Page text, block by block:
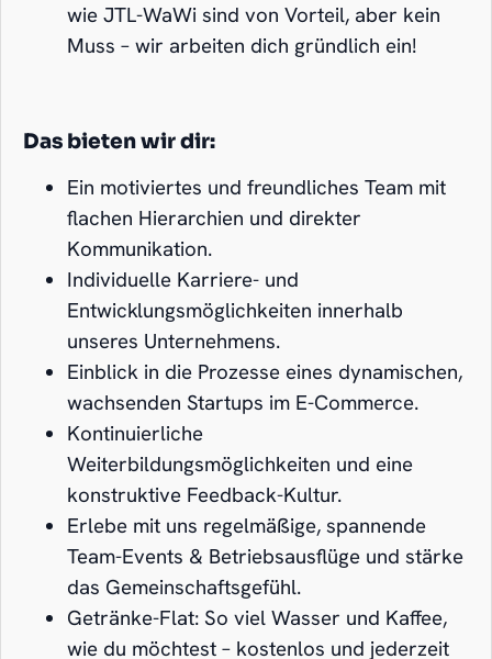
wie JTL-WaWi sind von Vorteil, aber kein
Muss – wir arbeiten dich gründlich ein!
Das bieten wir dir:
Ein motiviertes und freundliches Team mit
flachen Hierarchien und direkter
Kommunikation.
Individuelle Karriere- und
Entwicklungsmöglichkeiten innerhalb
unseres Unternehmens.
Einblick in die Prozesse eines dynamischen,
wachsenden Startups im E-Commerce.
Kontinuierliche
Weiterbildungsmöglichkeiten und eine
konstruktive Feedback-Kultur.
Erlebe mit uns regelmäßige, spannende
Team-Events & Betriebsausflüge und stärke
das Gemeinschaftsgefühl.
Getränke-Flat: So viel Wasser und Kaffee,
wie du möchtest – kostenlos und jederzeit